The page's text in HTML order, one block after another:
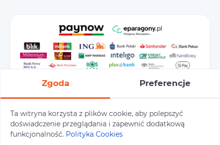
Preferencje cookies Polityka prywatności
Polityka cookies
Zgoda Preferencje
Ta witryna korzysta z plików cookie, aby polepszyć
doświadczenie przeglądania i zapewnić dodatkową
funkcjonalność. Polityka Cookies